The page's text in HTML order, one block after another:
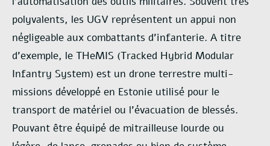
polyvalents, les UGV représentent un appui non
négligeable aux combattants d’infanterie. A titre
d’exemple, le THeMIS (Tracked Hybrid Modular
Infantry System) est un drone terrestre multi-
missions développé en Estonie utilisé pour le
transport de matériel ou l’évacuation de blessés.
Pouvant être équipé de mitrailleuse lourde ou